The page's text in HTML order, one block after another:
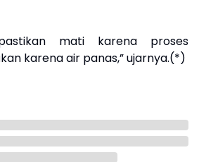
mati karena proses
karena air panas,” ujarnya.(*)